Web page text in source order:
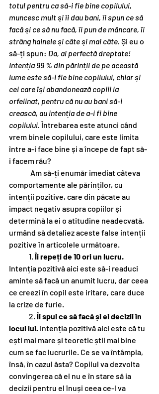
totul pentru ca să-i fie bine copilului,
muncesc mult și îi dau bani, îi spun ce să
facă și ce să nu facă, îi pun de mâncare, îi
strâng hainele și câte și mai câte. Și eu o
să-ți spun: Da, ai perfectă dreptate!
Intenția 99 % din părinții de pe această
lume este să-i fie bine copilului, chiar și
cei care își abandonează copiii la
orfelinat, pentru că nu au bani să-i
crească, au intenția de a-i fi bine
copilului. Întrebarea este atunci când
vrem binele copilului, care este limita
între a-i face bine și a începe de fapt să-
i facem rău?
comportamente ale părinților, cu
intenții pozitive, care din păcate au
impact negativ asupra copiilor și
determină la ei o atitudine neadecvată,
urmând să detaliez aceste false intenții
pozitive în articolele următoare.
	1.
Îi repeți de 10 ori un lucru.
Intenția pozitivă aici este să-i readuci
aminte să facă un anumit lucru, dar ceea
ce creezi în copil este iritare, care duce
la crize de furie.
	2.
Îi spui ce să facă și ei decizii în
locul lui. Intenția pozitivă aici este că tu
ești mai mare și teoretic știi mai bine
cum se fac lucrurile. Ce se va întâmpla,
însă, în cazul ăsta? Copilul va dezvolta
convingerea că el nu e în stare să ia
decizii pentru el înuși ceea ce-l va